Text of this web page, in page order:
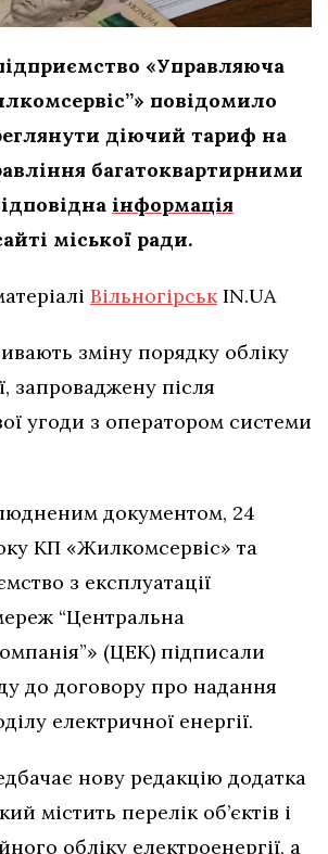
«Управляюча
повідомило
діючий тариф на
багатоквартирними
інформація
міської ради.
ВільногірськIN.UA
зміну порядку обліку
запроваджену після
угоди з оператором системи
документом, 24
КП «Жилкомсервіс» та
з експлуатації
“Центральна
(ЦЕК) підписали
до договору про надання
електричної енергії.
нову редакцію додатка
містить перелік об’єктів і
обліку електроенергії, а